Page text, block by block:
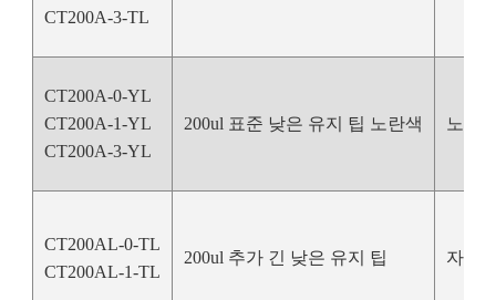
CT200A-3-TL
CT200A-0-YL
CT200A-1-YL
CT200A-3-YL
200ul 표준 낮은 유지 팁 노란색 노란
CT200AL-0-TL
CT200AL-1-TL
200ul 추가 긴 낮은 유지 팁 자연